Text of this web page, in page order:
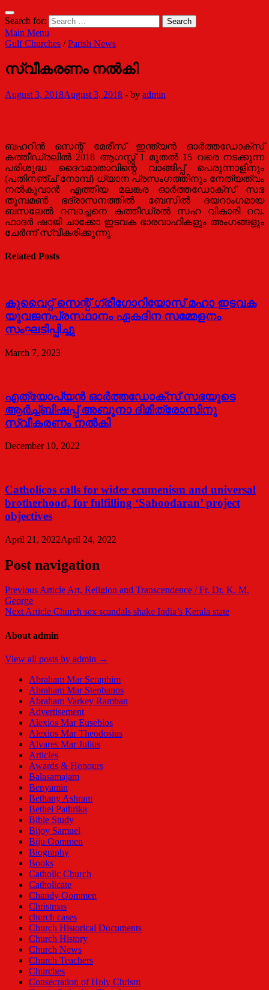
Search for:
Main Menu
Gulf Churches /Parish News
സ്വീകരണം നല്‍കി
August 3, 2018August 3, 2018 - by admin
ബഹറിന്‍ സെന്റ് മേരീസ് ഇന്ത്യന്‍ ഓര്‍ത്തഡോക്സ്
കത്തീഡ്രലില്‍ 2018 ആഗസ്റ്റ് 1 മുതല്‍ 15 വരെ നടക്കുന്ന
പരിശുദ്ധ ദൈവമാതാവിന്റെ വാങ്ങിപ്പ് പെരുന്നാളിനും
(പതിനഞ്ച് നോമ്പ്) ധ്യാന പ്രസംഗത്തിനും നേത്യത്വം
നല്‍കുവാന്‍ എത്തിയ മലങ്കര ഓര്‍ത്തഡോക്സ് സഭ
തുമ്പമണ്‍ ഭദ്രാസനത്തില്‍ ബേസില്‍ ദയറാംഗമായ
ബസലേല്‍ റമ്പാച്ചനെ കത്തീഡ്രല്‍ സഹ വികാരി റവ.
ഫാദര്‍ ഷാജി ചാക്കോ ഇടവക ഭാരവാഹികളും അംഗങ്ങളും
ചേർന്ന് സ്വീകരിക്കുന്നു.
Related Posts
കുവൈറ്റ്‌ സെന്റ്‌ ഗ്രീഗോറിയോസ്‌ മഹാ ഇടവക
യുവജനപ്രസ്ഥാനം ഏകദിന സമ്മേളനം
സംഘടിപ്പിച്ചു
March 7, 2023
എത്യോപ്യൻ ഓർത്തഡോക്സ്‌ സഭയുടെ
ആർച്ച്ബിഷപ്പ്‌ അബൂനാ ദിമിത്രോസിനു
സ്വീകരണം നൽകി
December 10, 2022
Catholicos calls for wider ecumenism and universal
brotherhood, for fulfilling ‘Sahoodaran’ project
objectives
April 21, 2022April 24, 2022
Post navigation
Previous ArticleArt, Religion and Transcendence / Fr. Dr. K. M.
George
Next Article Church sex scandals shake India’s Kerala state
About admin
View all posts by admin →
Abraham Mar Seraphim
Abraham Mar Stephanos
Abraham Varkey Ramban
Advertisement
Alexios Mar Eusebios
Alexios Mar Theodosius
Alvares Mar Julius
Articles
Awards & Honours
Balasamajam
Benyamin
Bethany Ashram
Bethel Pathrika
Bible Study
Bijoy Samuel
Biju Oommen
Biography
Books
Catholic Church
Catholicate
Chandy Oommen
Christmas
church cases
Church Historical Documents
Church History
Church News
Church Teachers
Churches
Consecration of Holy Chrism